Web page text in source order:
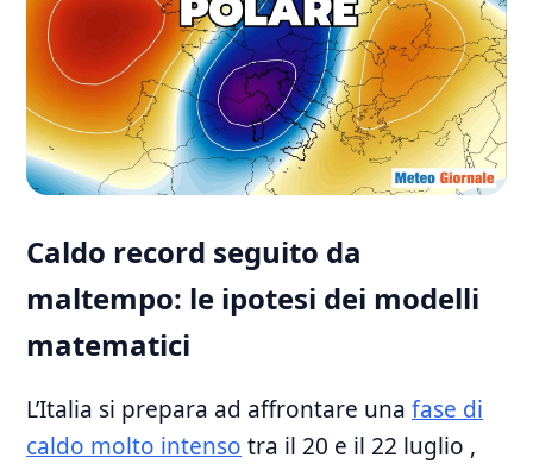
Caldo record seguito da
maltempo: le ipotesi dei modelli
matematici
L’Italia si prepara ad affrontare una fase di
caldo molto intenso tra il 20 e il 22 luglio ,